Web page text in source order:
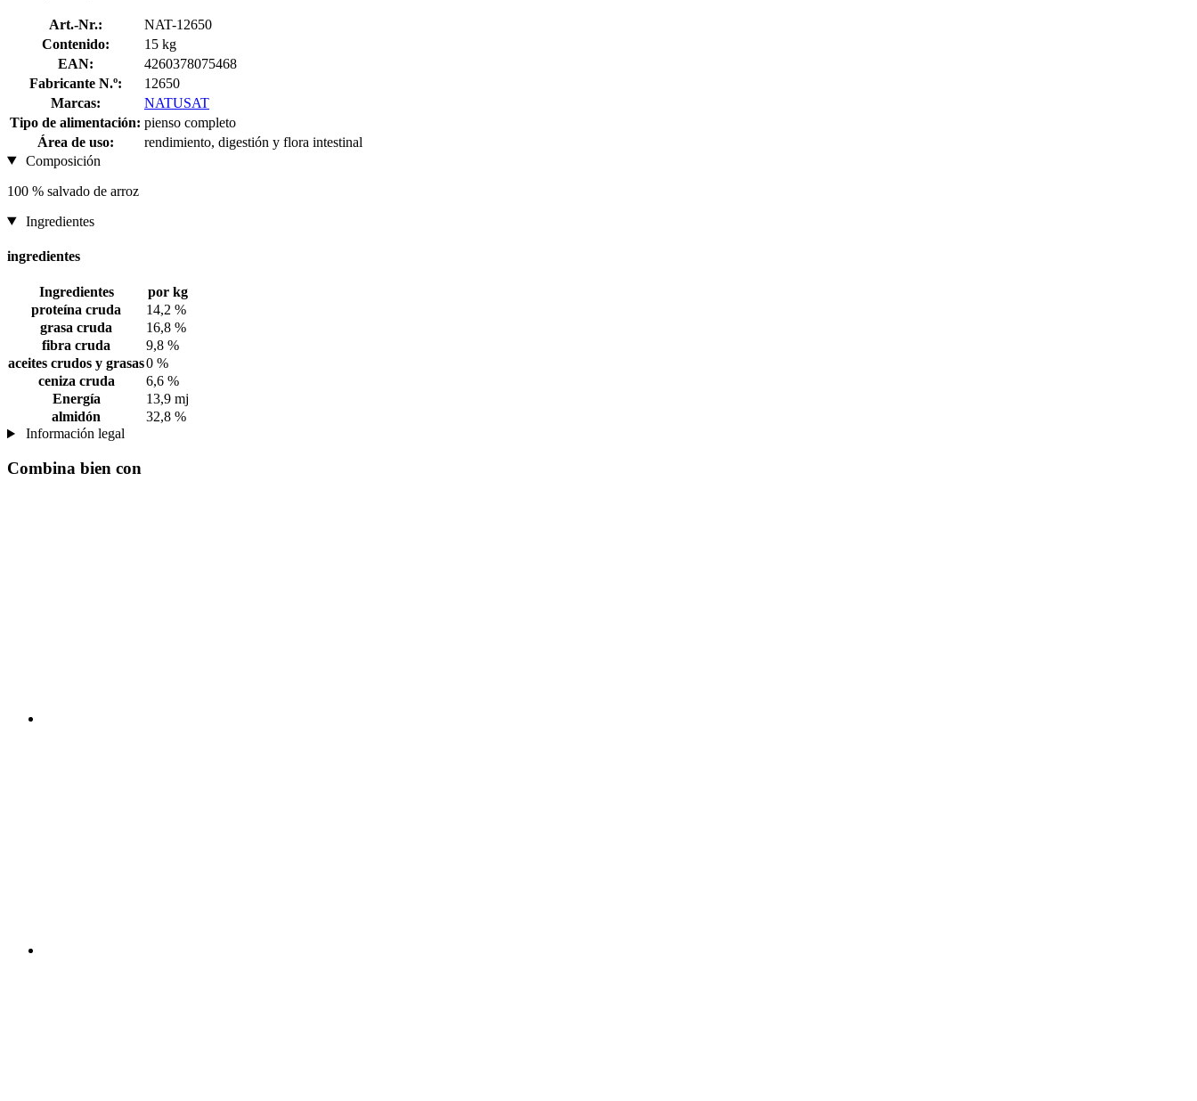
Art.-Nr.:
NAT-12650
Contenido:
15 kg
EAN:
4260378075468
Fabricante N.º:
12650
Marcas:
NATUSAT
Tipo de alimentación: pienso completo
Área de uso:
rendimiento, digestión y flora intestinal
Composición
100 % salvado de arroz
Ingredientes
ingredientes
Ingredientes
por kg
proteína cruda
14,2 %
grasa cruda
16,8 %
fibra cruda
9,8 %
aceites crudos y grasas0 %
ceniza cruda
6,6 %
Energía
13,9 mj
almidón
32,8 %
Información legal
Combina bien con